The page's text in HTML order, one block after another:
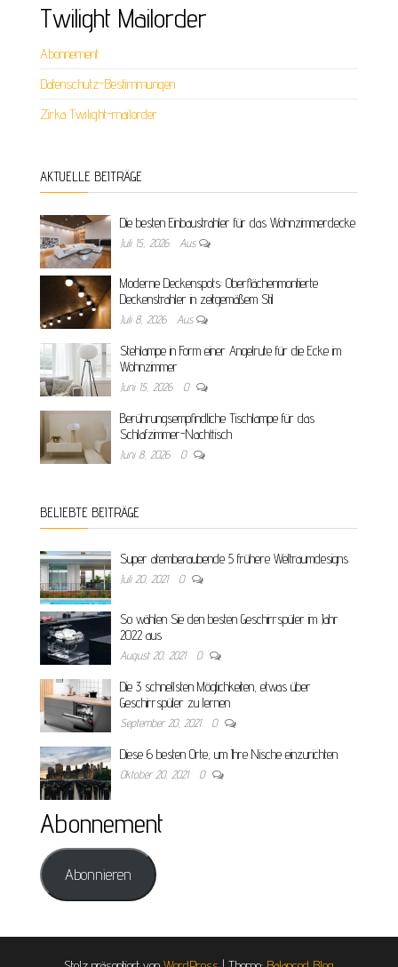
Twilight Mailorder
Abonnement
Datenschutz-Bestimmungen
Zirka Twilight-mailorder
AKTUELLE BEITRÄGE
Die besten Einbaustrahler für das Wohnzimmerdecke
Juli 15, 2026 Aus
Moderne Deckenspots: Oberflächenmontierte
Deckenstrahler in zeitgemäßem Stil
Juli 8, 2026 Aus
Stehlampe in Form einer Angelrute für die Ecke im
Wohnzimmer
Juni 15, 2026 0
Berührungsempfindliche Tischlampe für das
Schlafzimmer-Nachttisch
Juni 8, 2026 0
BELIEBTE BEITRÄGE
Super atemberaubende 5 frühere Weltraumdesigns
Juli 20, 2021 0
So wählen Sie den besten Geschirrspüler im Jahr
2022 aus
August 20, 2021 0
Die 3 schnellsten Möglichkeiten, etwas über
Geschirrspüler zu lernen
September 20, 2021 0
Diese 6 besten Orte, um Ihre Nische einzurichten
Oktober 20, 2021 0
Abonnement
Abonnieren